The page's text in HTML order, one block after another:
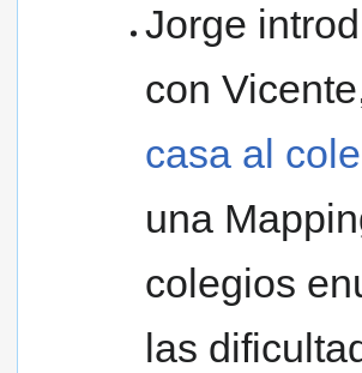
Jorge
con
casa al
una
colegios
las